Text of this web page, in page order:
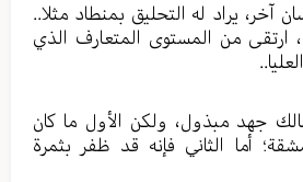
آخر، يراد له التحليق بمنطاد مثلا..
ارتقى من المستوى المتعارف الذي
جهد مبذول، ولكن الأول ما كان
أما الثاني فإنه قد ظفر بثمرة